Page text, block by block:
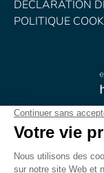
DECLARATION
POLITIQUE